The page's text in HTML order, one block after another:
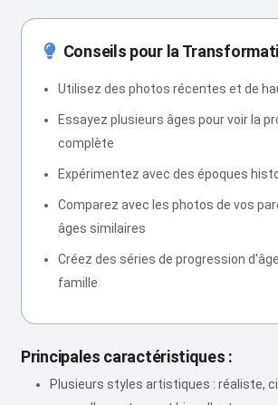
Conseils pour la
Utilisez des photos récentes et de
Essayez plusieurs âges pour voir la
complète
Expérimentez avec des époques
Comparez avec les photos de vos
âges similaires
Créez des séries de progression
famille
Principales caractéristiques :
Plusieurs styles artistiques : réaliste,